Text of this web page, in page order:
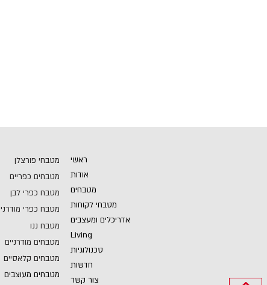
מטבחי פורצלן
מטבחים כפריים
מטבח כפרי לבן
מטבח כפרי מודרני
מטבח ננו
מטבחים מודרניים
מטבחים קלאסיים
מטבחים מעוצבים
ראשי
אודות
מטבחים
מטבחי לקוחות
אדריכלים ומעצבים
Living
טכנולוגיות
חדשות
צור קשר